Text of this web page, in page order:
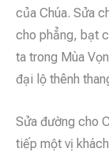
của Chúa. Sửa
cho phẳng, bạt
ta trong Mùa
đại lộ thênh
Sửa đường cho
tiếp một vị